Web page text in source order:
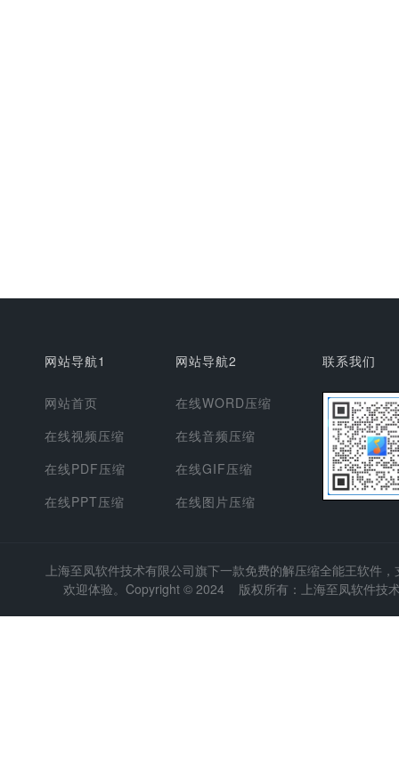
网站导航1
网站首页
在线视频压缩
在线PDF压缩
在线PPT压缩
网站导航2
在线WORD压缩
在线音频压缩
在线GIF压缩
在线图片压缩
联系我们
上海至凤软件技术有限公司旗下一款免费的解压缩全能王软件
欢迎体验。Copyright © 2024 版权所有：上海至凤软件技